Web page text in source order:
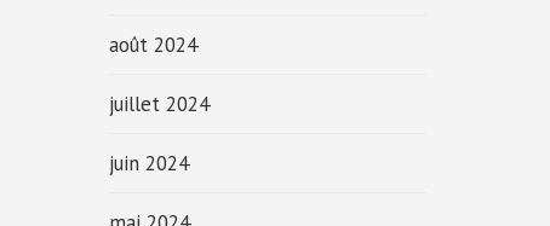
août 2024
juillet 2024
juin 2024